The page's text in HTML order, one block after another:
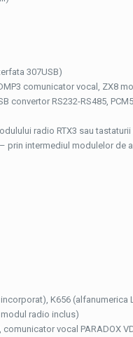
307USB)
comunicator vocal, ZX8
convertor RS232-RS485,
radio RTX3 sau
intermediul modulelor de
K656 (alfanumerica
radio inclus)
vocal PARADOX